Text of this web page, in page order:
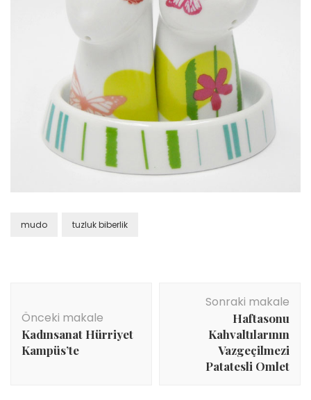
mudo tuzluk biberlik
dolaşımı
Önceki makale
Kadınsanat Hürriyet
Kampüs’te
Sonraki makale
Haftasonu
Kahvaltılarının
Vazgeçilmezi
Patatesli Omlet